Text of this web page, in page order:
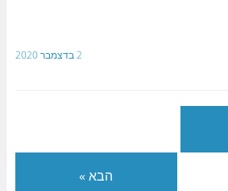
2 בדצמבר 2020
הבא »